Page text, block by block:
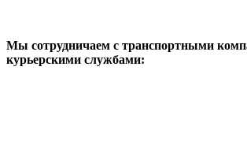
Мы сотрудничаем с транспортными
курьерскими службами: